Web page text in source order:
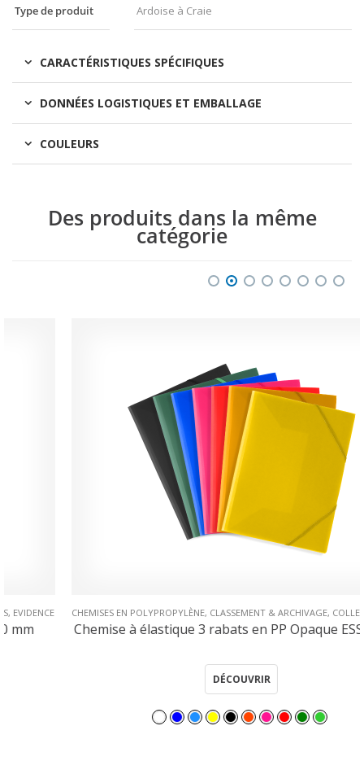
Type de produit Ardoise à Craie
CARACTÉRISTIQUES SPÉCIFIQUES
DONNÉES LOGISTIQUES ET EMBALLAGE
COULEURS
Des produits dans la même
catégorie
CHEMISES EN POLYPROPYLÈNE,CLASSEMENT & ARCHIVAGE ,COLLECTIONS ,ESSENTIAL
Chemise à élastique 3 rabats en PP Opaque ESSENTIAL